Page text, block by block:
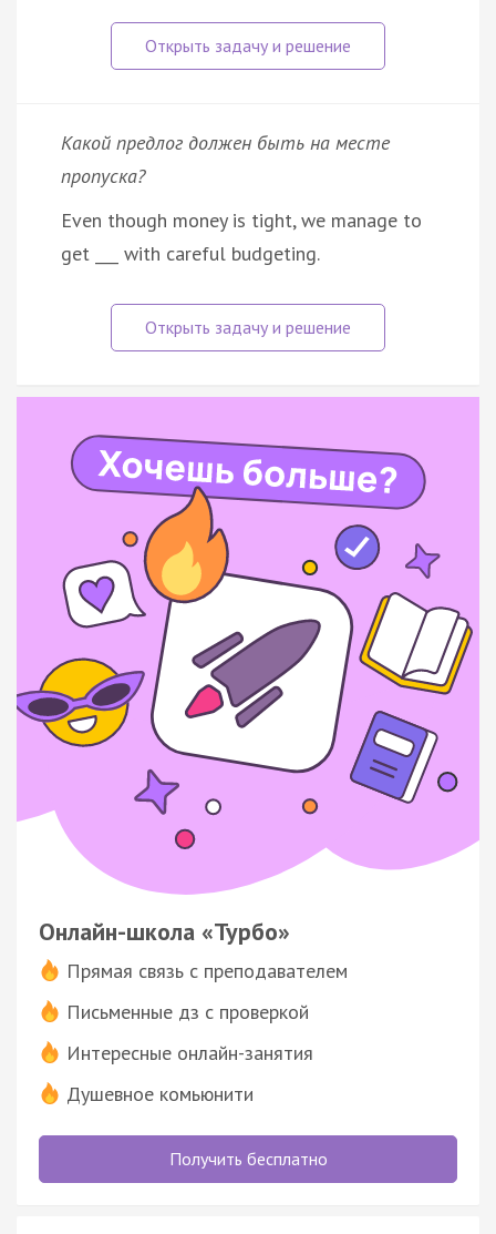
Какой предлог должен быть на месте
пропуска?
Even though money is tight, we manage to
get ___ with careful budgeting.
Онлайн-школа «Турбо»
Прямая связь с преподавателем
Письменные дз с проверкой
Интересные онлайн-занятия
Душевное комьюнити
Получить бесплатно